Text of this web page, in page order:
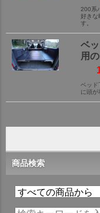
200系
好きな
す。
ベ
用
ベッド
に頭が
商品検索